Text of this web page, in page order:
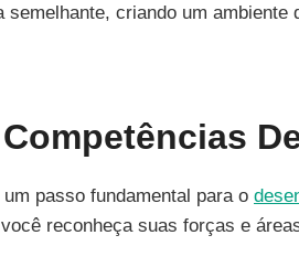
criando um ambiente
passo fundamental para o
reconheça suas forças e